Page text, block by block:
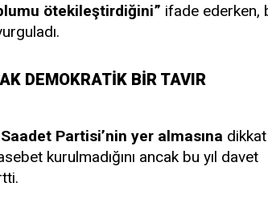
ötekileştirdiğini” ifade ederken,
DEMOKRATİK BİR TAVIR
Saadet Partisi’nin yer almasına dikkat
kurulmadığını ancak bu yıl davet